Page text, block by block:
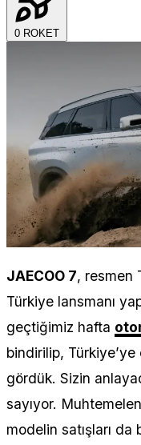
0 ROKET
JAECOO 7, resmen
Türkiye lansmanı
geçtiğimiz hafta
bindirilip, Türkiye’ye
gördük. Sizin
sayıyor.
modelin satışları